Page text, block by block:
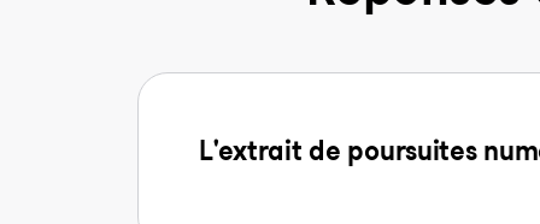
L'extrait de poursuites